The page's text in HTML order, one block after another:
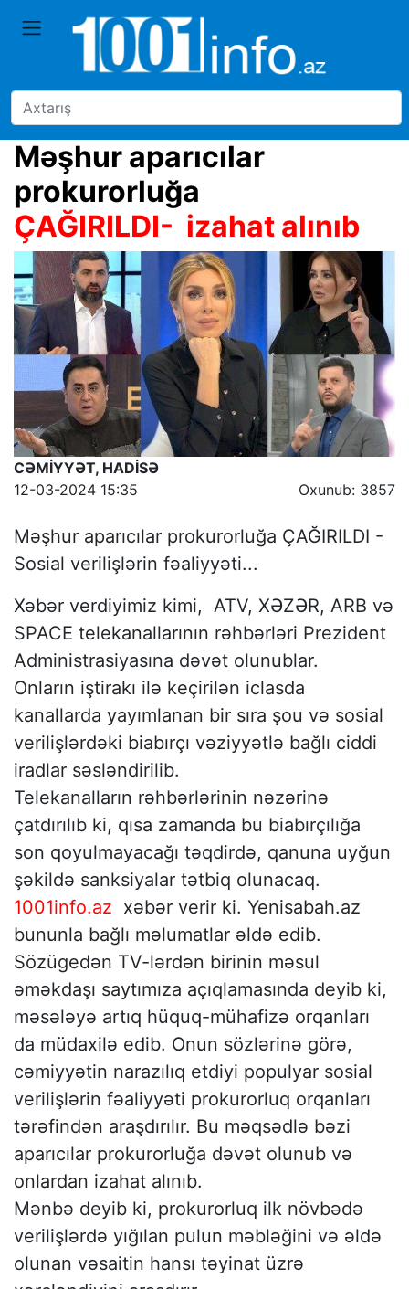
Məşhur aparıcılar
prokurorluğa
ÇAĞIRILDI- izahat alınıb
CƏMİYYƏT, HADİSƏ
Oxunub: 3857
12-03-2024 15:35
Məşhur aparıcılar prokurorluğa ÇAĞIRILDI -
Sosial verilişlərin fəaliyyəti...
Xəbər verdiyimiz kimi, ATV, XƏZƏR, ARB və
SPACE telekanallarının rəhbərləri Prezident
Administrasiyasına dəvət olunublar.
Onların iştirakı ilə keçirilən iclasda
kanallarda yayımlanan bir sıra şou və sosial
verilişlərdəki biabırçı vəziyyətlə bağlı ciddi
iradlar səsləndirilib.
Telekanalların rəhbərlərinin nəzərinə
çatdırılıb ki, qısa zamanda bu biabırçılığa
son qoyulmayacağı təqdirdə, qanuna uyğun
şəkildə sanksiyalar tətbiq olunacaq.
1001info.az xəbər verir ki. Yenisabah.az
bununla bağlı məlumatlar əldə edib.
Sözügedən TV-lərdən birinin məsul
əməkdaşı saytımıza açıqlamasında deyib ki,
məsələyə artıq hüquq-mühafizə orqanları
da müdaxilə edib. Onun sözlərinə görə,
cəmiyyətin narazılıq etdiyi populyar sosial
verilişlərin fəaliyyəti prokurorluq orqanları
tərəfindən araşdırılır. Bu məqsədlə bəzi
aparıcılar prokurorluğa dəvət olunub və
onlardan izahat alınıb.
Mənbə deyib ki, prokurorluq ilk növbədə
verilişlərdə yığılan pulun məbləğini və əldə
olunan vəsaitin hansı təyinat üzrə